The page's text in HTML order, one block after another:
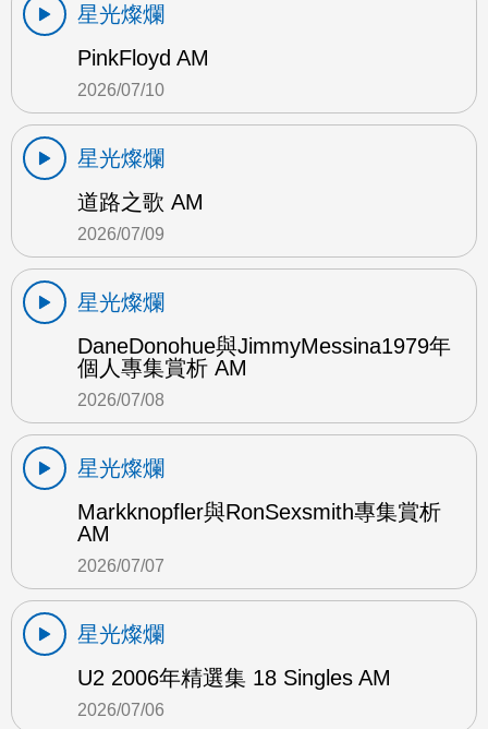
星光燦爛
PinkFloyd AM
2026/07/10
星光燦爛
道路之歌 AM
2026/07/09
星光燦爛
DaneDonohue與JimmyMessina1979年
個人專集賞析 AM
2026/07/08
星光燦爛
Markknopfler與RonSexsmith專集賞析
AM
2026/07/07
星光燦爛
U2 2006年精選集 18 Singles AM
2026/07/06